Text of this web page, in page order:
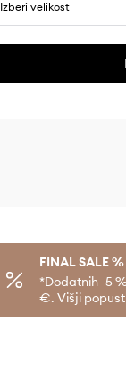
Izberi velikost
FINAL SALE %
*Dodatnih -5
€. Višji